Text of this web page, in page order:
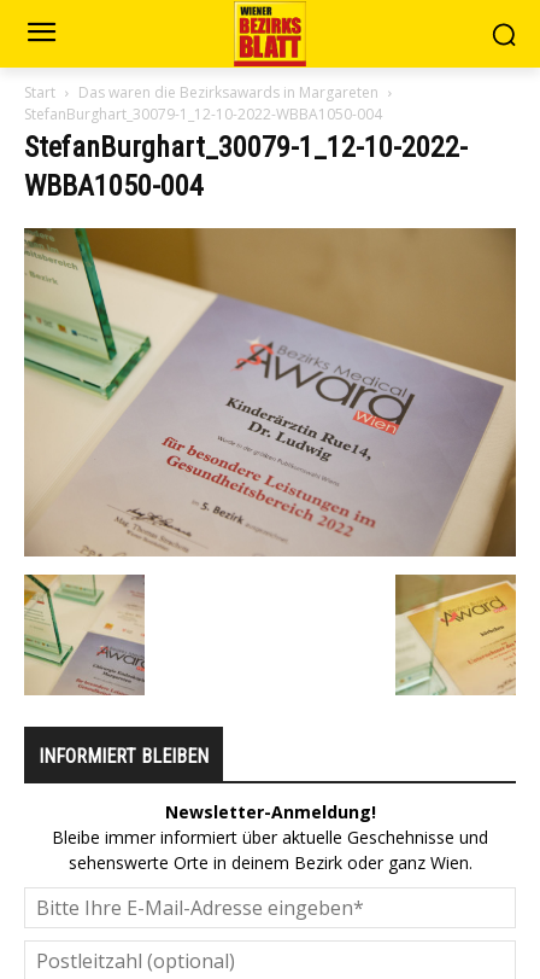
Start
Das waren die Bezirksawards in Margareten
StefanBurghart_30079-1_12-10-2022-WBBA1050-004
StefanBurghart_30079-1_12-10-2022-
WBBA1050-004
INFORMIERT BLEIBEN
Newsletter-Anmeldung!
Bleibe immer informiert über aktuelle Geschehnisse und
sehenswerte Orte in deinem Bezirk oder ganz Wien.